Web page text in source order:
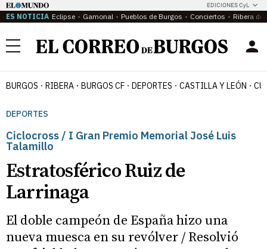
EDICIONES CyL
ES NOTICIA Eclipse Gamonal Pueblos de Burgos Conciertos Ribera del
Menú
BURGOS RIBERA BURGOS CF DEPORTES CASTILLA Y LEÓN
DEPORTES
Ciclocross / I Gran Premio Memorial José Luis
Talamillo
Estratosférico Ruiz de
Larrinaga
El doble campeón de España hizo una
nueva muesca en su revólver / Resolvió